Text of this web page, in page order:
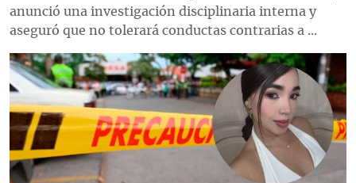
anunció una investigación disciplinaria interna y
aseguró que no tolerará conductas contrarias a ...
Contenido multimedia principal